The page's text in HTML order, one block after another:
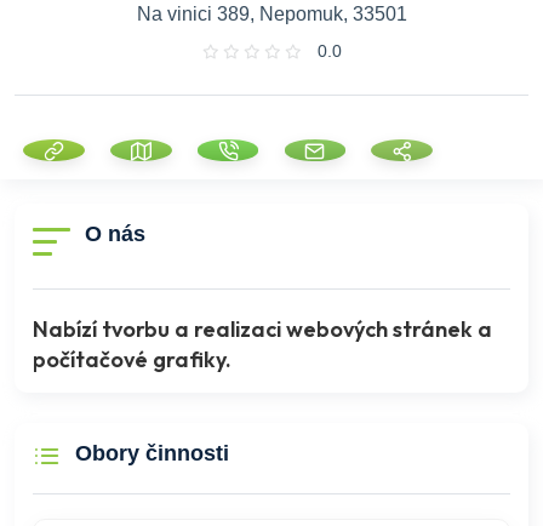
Na vinici 389, Nepomuk, 33501
0.0
O nás
Nabízí tvorbu a realizaci webových stránek a
počítačové grafiky.
Obory činnosti